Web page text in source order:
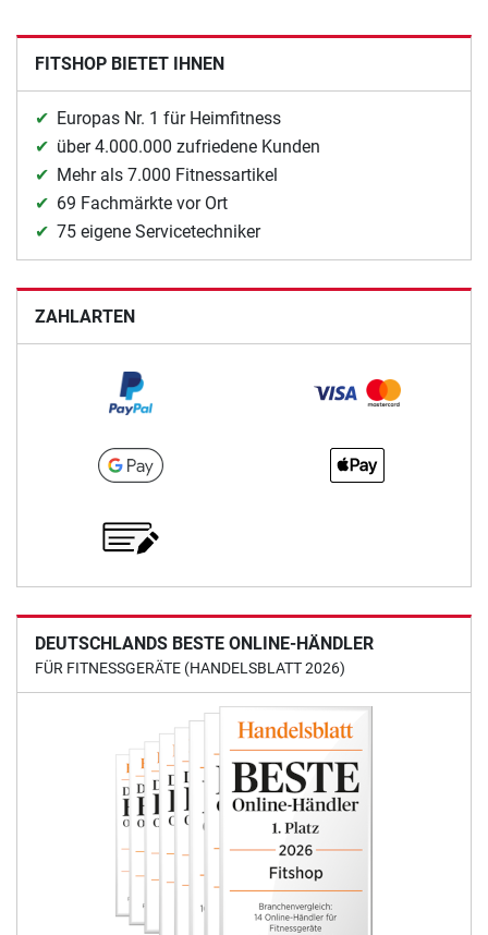
FITSHOP BIETET IHNEN
Europas Nr. 1 für Heimfitness
über 4.000.000 zufriedene Kunden
Mehr als 7.000 Fitnessartikel
69 Fachmärkte vor Ort
75 eigene Servicetechniker
ZAHLARTEN
DEUTSCHLANDS BESTE ONLINE-HÄNDLER
FÜR FITNESSGERÄTE (HANDELSBLATT 2026)